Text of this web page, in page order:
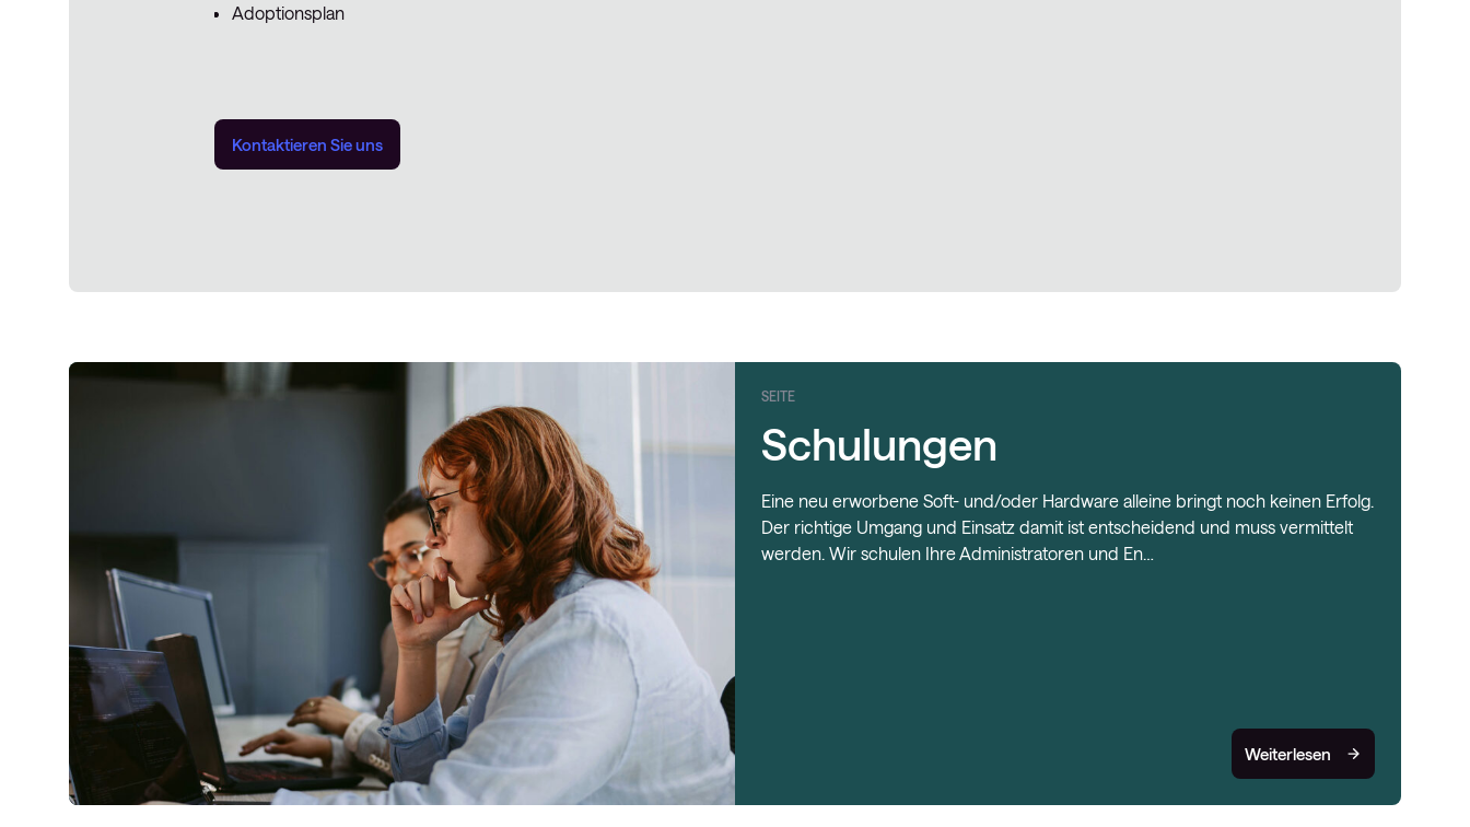
Adoptionsplan
Kontaktieren Sie uns
SEITE
Schulungen
Eine neu erworbene Soft- und/oder Hardware alleine bringt noch keinen Erfolg.
Der richtige Umgang und Einsatz damit ist entscheidend und muss vermittelt
werden. Wir schulen Ihre Administratoren und En…
Weiterlesen